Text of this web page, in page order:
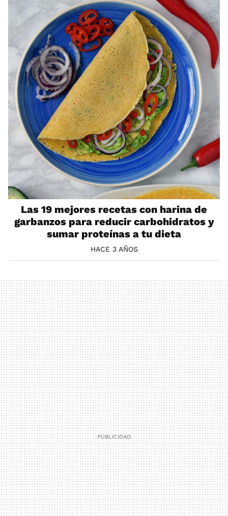
Las 19 mejores recetas con harina de
garbanzos para reducir carbohidratos y
sumar proteínas a tu dieta
HACE 3 AÑOS